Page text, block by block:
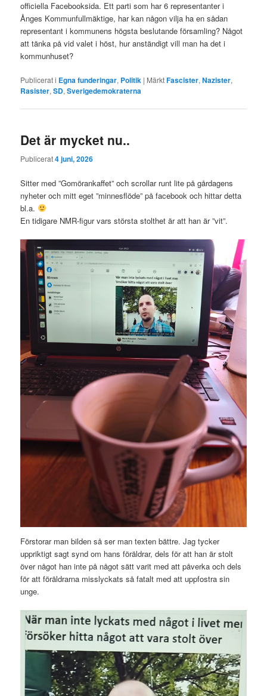
officiella Facebooksida. Ett parti som har 6 representanter i
Ånges Kommunfullmäktige, har kan någon vilja ha en sådan
representant i kommunens högsta beslutande församling? Något
att tänka på vid valet i höst, hur anständigt vill man ha det i
kommunhuset?
Publicerat i Egna funderingar, Politik | MärktFascister,Nazister,
Rasister,SD,Sverigedemokraterna
Det är mycket nu..
Publicerat4 juni, 2026
Sitter med ”Gomörankaffet” och scrollar runt lite på gårdagens
nyheter och mitt eget ”minnesflöde” på facebook och hittar detta
bl.a.
En tidigare NMR-figur vars största stolthet är att han är ”vit”.
Förstorar man bilden så ser man texten bättre. Jag tycker
uppriktigt sagt synd om hans föräldrar, dels för att han är stolt
över något han inte på något sätt varit med att påverka och dels
för att föräldrarna misslyckats så fatalt med att uppfostra sin
unge.